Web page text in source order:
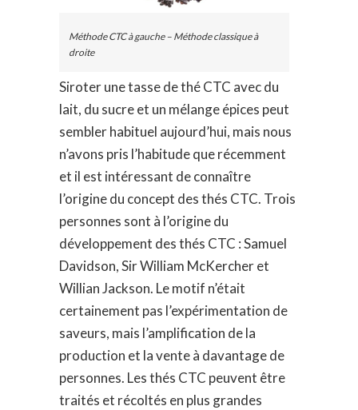
Méthode CTC à gauche – Méthode classique à
droite
Siroter une tasse de thé CTC avec du
lait, du sucre et un mélange épices peut
sembler habituel aujourd’hui, mais nous
n’avons pris l’habitude que récemment
et il est intéressant de connaître
l’origine du concept des thés CTC. Trois
personnes sont à l’origine du
développement des thés CTC : Samuel
Davidson, Sir William McKercher et
Willian Jackson. Le motif n’était
certainement pas l’expérimentation de
saveurs, mais l’amplification de la
production et la vente à davantage de
personnes. Les thés CTC peuvent être
traités et récoltés en plus grandes